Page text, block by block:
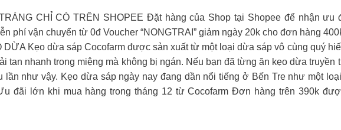
CHỈ CÓ TRÊN SHOPEE Đặt hàng của Shop tại Shopee để nhận ưu
phí vận chuyển từ 0đ Voucher “NONGTRAI” giảm ngày 20k cho đơn hàng
Kẹo dừa sáp Cocofarm được sản xuất từ một loại dừa sáp vô cùng quý
tan nhanh trong miệng mà không bị ngán. Nếu bạn đã từng ăn kẹo dừa truyền
như vậy. Kẹo dừa sáp ngày nay đang dần nổi tiếng ở Bến Tre như một
đãi lớn khi mua hàng trong tháng 12 từ Cocofarm Đơn hàng trên 390k